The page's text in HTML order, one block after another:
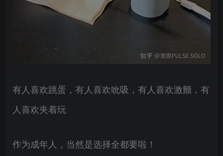
有人喜欢跳蛋，有人喜欢吮吸，有人喜欢激颤，有
人喜欢夹着玩
作为成年人，当然是选择全都要啦！